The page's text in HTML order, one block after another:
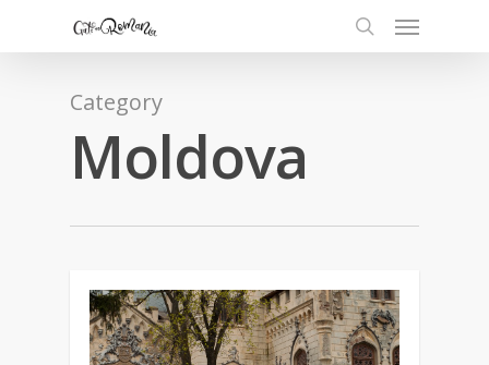
Category
Moldova
1